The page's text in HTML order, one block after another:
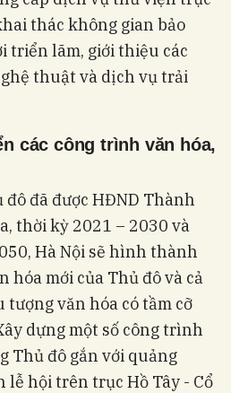
thác không gian bảo
triển lãm, giới thiệu các
thuật và dịch vụ trải
các công trình văn hóa,
đã được HĐND Thành
thời kỳ 2021 – 2030 và
Hà Nội sẽ hình thành
hóa mới của Thủ đô và cả
văn hóa có tầm cỡ
dựng một số công trình
Thủ đô gắn với quảng
lễ hội trên trục Hồ Tây - Cổ